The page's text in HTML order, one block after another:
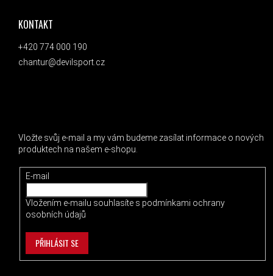
KONTAKT
+420 774 000 190
chantur@devilsport.cz
Vložte svůj e-mail a my vám budeme zasílat informace o nových
produktech na našem e-shopu.
E-mail
Vložením e-mailu souhlasíte s podmínkami ochrany
osobních údajů
PŘIHLÁSIT SE